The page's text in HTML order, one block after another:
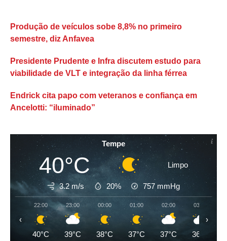
Produção de veículos sobe 8,8% no primeiro
semestre, diz Anfavea
Presidente Prudente e Infra discutem estudo para
viabilidade de VLT e integração da linha férrea
Endrick cita papo com veteranos e confiança em
Ancelotti: “iluminado”
Tempe
40°C Limpo
3.2 m/s 20% 757 mmHg
22:00
40°C
23:00
39°C
00:00
38°C
01:00
37°C
02:00
37°C
03:00
36°C
‹ ›